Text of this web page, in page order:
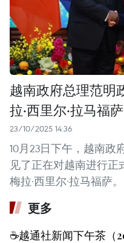
越南政府总理范明
拉·西里尔·拉马福萨
23/10/2025 14:36
10月23日下午，越南政
见了正在对越南进行
梅拉·西里尔·拉马福萨。
更多
☕️越通社新闻下午茶（